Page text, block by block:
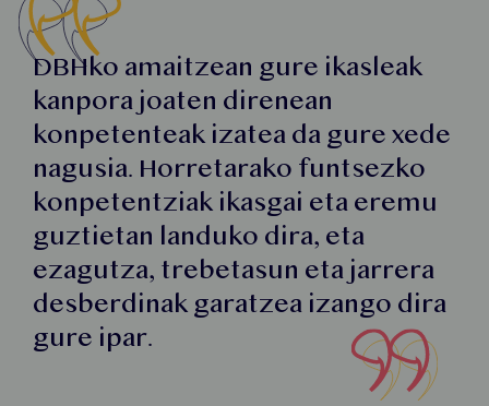
DBHko amaitzean gure ikasleak
kanpora joaten direnean
konpetenteak izatea da gure xede
nagusia. Horretarako funtsezko
konpetentziak ikasgai eta eremu
guztietan landuko dira, eta
ezagutza, trebetasun eta jarrera
desberdinak garatzea izango dira
gure ipar.